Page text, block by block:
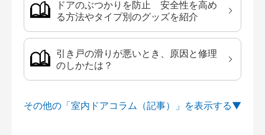
ドアのぶつかりを防止 安全性を高め
る方法やタイプ別のグッズを紹介
引き戸の滑りが悪いとき、原因と修理
のしかたは？
その他の「室内ドアコラム（記事）」を